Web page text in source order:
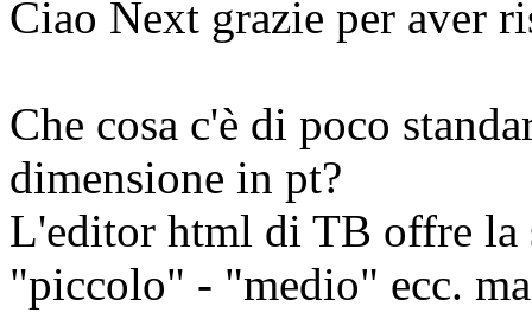
Ciao Next grazie per aver
Che cosa c'è di poco
dimensione in pt?
L'editor html di TB offre
"piccolo" - "medio" ecc.